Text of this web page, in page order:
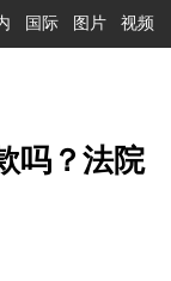
国际 图片 视频
吗？法院